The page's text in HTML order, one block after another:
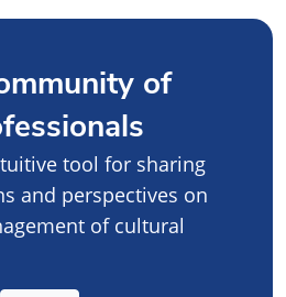
of
tool for sharing
and perspectives on
of cultural